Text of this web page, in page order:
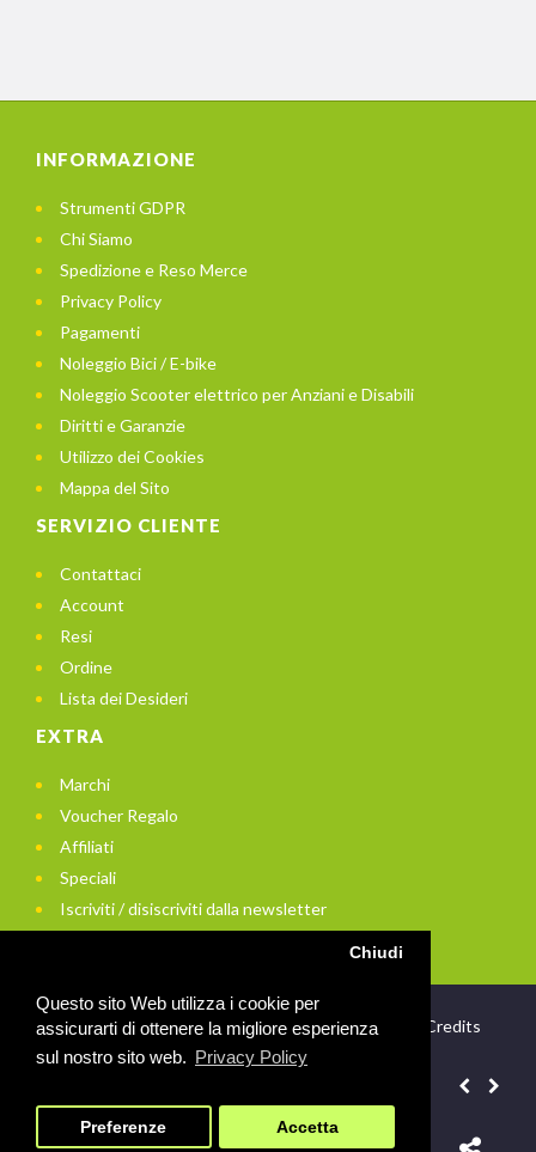
Questo sito Web utilizza i cookie per
assicurarti di ottenere la migliore esperienza
sul nostro sito web. Privacy Policy
Chiudi
Preferenze Accetta
INFORMAZIONE
Strumenti GDPR
Chi Siamo
Spedizione e Reso Merce
Privacy Policy
Pagamenti
Noleggio Bici / E-bike
Noleggio Scooter elettrico per Anziani e Disabili
Diritti e Garanzie
Utilizzo dei Cookies
Mappa del Sito
SERVIZIO CLIENTE
Contattaci
Account
Resi
Ordine
Lista dei Desideri
EXTRA
Marchi
Voucher Regalo
Affiliati
Speciali
Iscriviti / disiscriviti dalla newsletter
© 2021 In Bici di Enrico Arito - P.Iva: 01956740672 - Credits